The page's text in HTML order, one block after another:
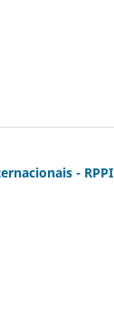
- RPPI